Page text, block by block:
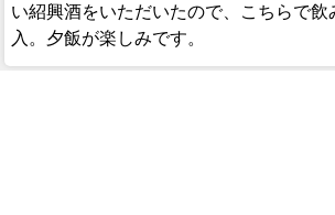
い紹興酒をいただいたので、こちらで飲
入。夕飯が楽しみです。